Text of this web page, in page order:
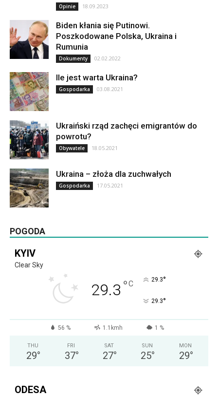
Opinie 18.09.2023
Biden kłania się Putinowi.
Poszkodowane Polska, Ukraina i
Rumunia
Dokumenty 02.02.2022
Ile jest warta Ukraina?
Gospodarka 03.08.2021
Ukraiński rząd zachęci emigrantów do
powrotu?
Obywatele 18.05.2021
Ukraina – złoża dla zuchwałych
Gospodarka 17.05.2021
POGODA
KYIV
Clear Sky
29.3 °C 29.3°
29.3°
56 % 1.1kmh 1 %
THU
29°
FRI
37°
SAT
27°
SUN
25°
MON
29°
ODESA